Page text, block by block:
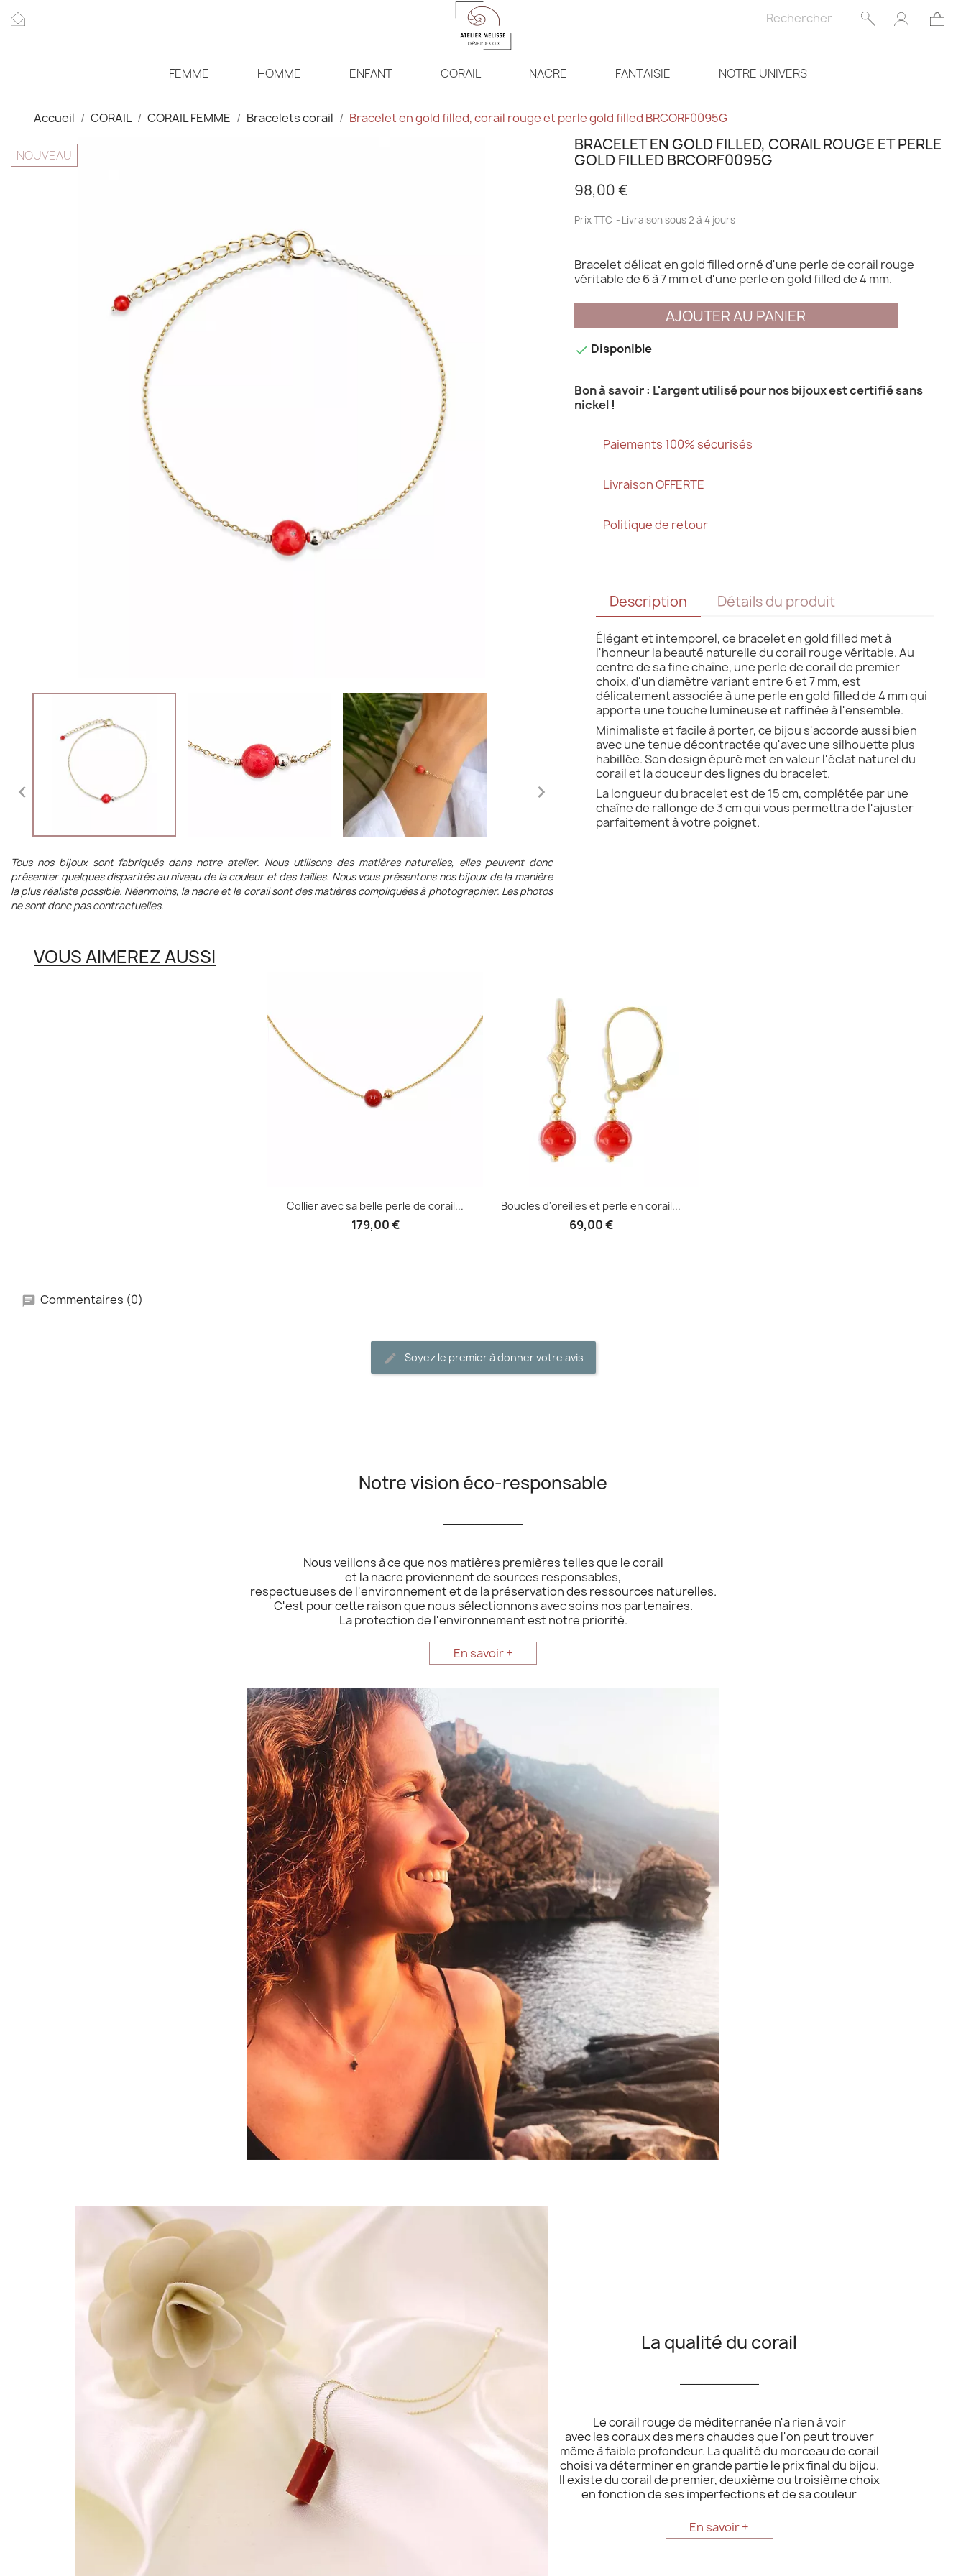
FEMME HOMME ENFANT CORAIL NACRE FANTAISIE NOTRE UNIVERS
Accueil CORAIL CORAIL FEMME Bracelets corail Bracelet en gold filled, corail rouge et perle gold filled BRCORF0095G
NOUVEAU
Tous nos bijoux sont fabriqués dans notre atelier. Nous utilisons des matières naturelles, elles peuvent donc
présenter quelques disparités au niveau de la couleur et des tailles. Nous vous présentons nos bijoux de la manière
la plus réaliste possible. Néanmoins, la nacre et le corail sont des matières compliquées à photographier. Les photos
ne sont donc pas contractuelles.
 
BRACELET EN GOLD FILLED, CORAIL ROUGE ET PERLE
GOLD FILLED BRCORF0095G
98,00 €
Prix TTC Livraison sous 2 à 4 jours
Bracelet délicat en gold filled orné d'une perle de corail rouge
véritable de 6 à 7 mm et d'une perle en gold filled de 4 mm.
AJOUTER AU PANIER
 Disponible
Bon à savoir : L'argent utilisé pour nos bijoux est certifié sans
nickel !
Paiements 100% sécurisés
Livraison OFFERTE
Politique de retour
Description Détails du produit
Élégant et intemporel, ce bracelet en gold filled met à
l'honneur la beauté naturelle du corail rouge véritable. Au
centre de sa fine chaîne, une perle de corail de premier
choix, d'un diamètre variant entre 6 et 7 mm, est
délicatement associée à une perle en gold filled de 4 mm qui
apporte une touche lumineuse et raffinée à l'ensemble.
Minimaliste et facile à porter, ce bijou s'accorde aussi bien
avec une tenue décontractée qu'avec une silhouette plus
habillée. Son design épuré met en valeur l'éclat naturel du
corail et la douceur des lignes du bracelet.
La longueur du bracelet est de 15 cm, complétée par une
chaîne de rallonge de 3 cm qui vous permettra de l'ajuster
parfaitement à votre poignet.
VOUS AIMEREZ AUSSI
Collier avec sa belle perle de corail...
179,00 €
Boucles d'oreilles et perle en corail...
69,00 €
Commentaires (0)
Soyez le premier à donner votre avis
Notre vision éco-responsable
Nous veillons à ce que nos matières premières telles que le corail
et la nacre proviennent de sources responsables,
respectueuses de l'environnement et de la préservation des ressources naturelles.
C'est pour cette raison que nous sélectionnons avec soins nos partenaires.
La protection de l'environnement est notre priorité.
En savoir +
La qualité du corail
Le corail rouge de méditerranée n'a rien à voir
avec les coraux des mers chaudes que l'on peut trouver
même à faible profondeur. La qualité du morceau de corail
choisi va déterminer en grande partie le prix final du bijou.
Il existe du corail de premier, deuxième ou troisième choix
en fonction de ses imperfections et de sa couleur
En savoir +